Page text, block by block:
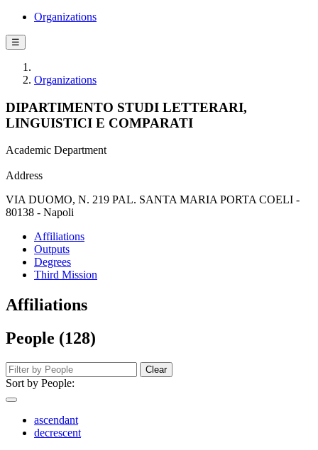
Organizations
☰
Organizations
DIPARTIMENTO STUDI LETTERARI,
LINGUISTICI E COMPARATI
Academic Department
Address
VIA DUOMO, N. 219 PAL. SANTA MARIA PORTA COELI -
80138 - Napoli
Affiliations
Outputs
Degrees
Third Mission
Affiliations
People (128)
Clear
Sort by People:
ascendant
decrescent